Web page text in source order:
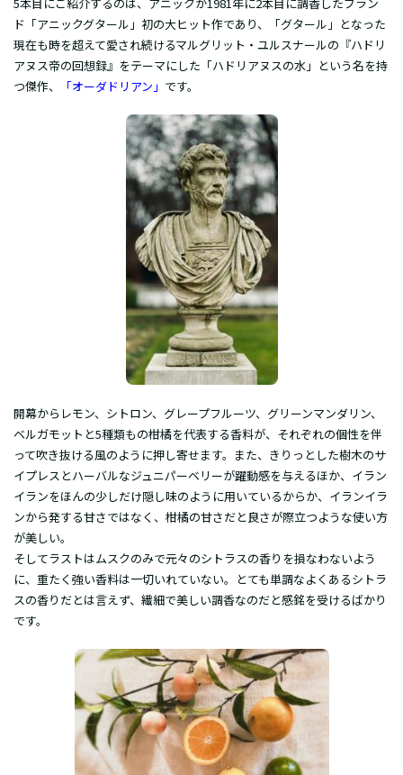
ド「アニックグタール」初の大ヒット作であり、「グタール」となった
現在も時を超えて愛され続けるマルグリット・ユルスナールの『ハドリ
アヌス帝の回想録』をテーマにした「ハドリアヌスの水」という名を持
つ傑作、
「オーダドリアン」 です。
開幕からレモン、シトロン、グレープフルーツ、グリーンマンダリン、
ベルガモットと5種類もの柑橘を代表する香料が、それぞれの個性を伴
って吹き抜ける風のように押し寄せます。また、きりっとした樹木のサ
イプレスとハーバルなジュニパーベリーが躍動感を与えるほか、イラン
イランをほんの少しだけ隠し味のように用いているからか、イランイラ
ンから発する甘さではなく、柑橘の甘さだと良さが際立つような使い方
が美しい。
そしてラストはムスクのみで元々のシトラスの香りを損なわないよう
に、重たく強い香料は一切いれていない。とても単調なよくあるシトラ
スの香りだとは言えず、繊細で美しい調香なのだと感銘を受けるばかり
です。